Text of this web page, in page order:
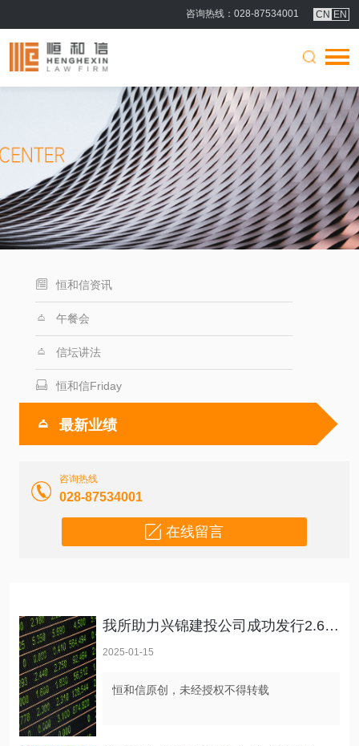
咨询热线 ：028-87534001 CN EN
恒和信资讯
午餐会
信坛讲法
恒和信Friday
最新业绩
咨询热线
028-87534001
在线留言
我所助力兴锦建投公司成功发行2.68亿欧元高级无抵押境外债券
2025-01-15
恒和信原创，未经授权不得转载